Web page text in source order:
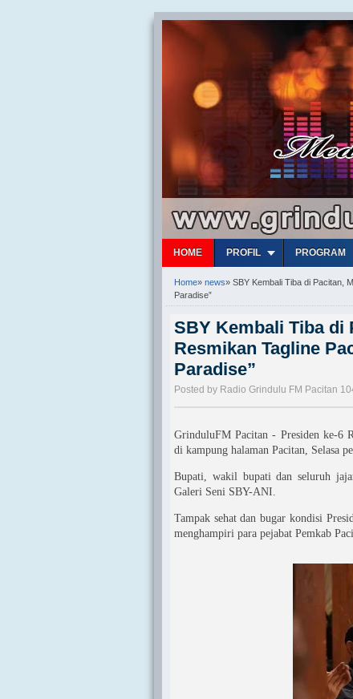
HOME PROFIL PROGRAM
Home» news» SBY Kembali Tiba di Pacitan,
Paradise”
SBY Kembali Tiba di
Resmikan Tagline
Paradise”
Posted by Radio Grindulu FM Pacitan
GrinduluFM Pacitan - Presiden ke-6
di kampung halaman Pacitan, Selasa
Bupati, wakil bupati dan seluruh
Galeri Seni SBY-ANI.
Tampak sehat dan bugar kondisi
menghampiri para pejabat Pemkab